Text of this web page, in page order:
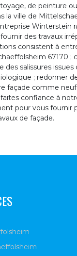
de peinture
la ville de
Winterstein
des travaux
consistent à
67170 ;
des salissures
; redonner
façade comme
confiance à
pour vous fournir
de façade.